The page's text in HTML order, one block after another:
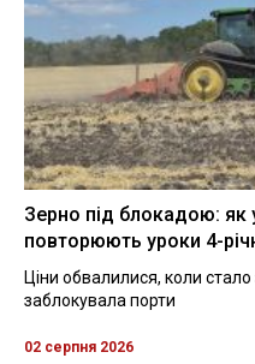
Зерно під блокадою: як
повторюють уроки 4-
Ціни обвалилися, коли
заблокувала порти
02 серпня 2026